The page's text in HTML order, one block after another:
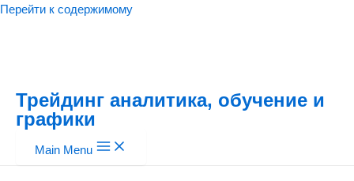
Перейти к содержимому
Трейдинг аналитика, обучение и
графики
Main Menu